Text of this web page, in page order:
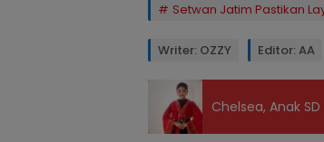
Setwan Jatim Pastikan
Writer: OZZY Editor: AA
Chelsea, Anak